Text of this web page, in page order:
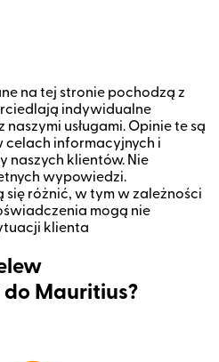
na tej stronie pochodzą z
indywidualne
usługami. Opinie te są
celach informacyjnych i
naszych klientów. Nie
wypowiedzi.
różnić, w tym w zależności
mogą nie
klienta
Mauritius?